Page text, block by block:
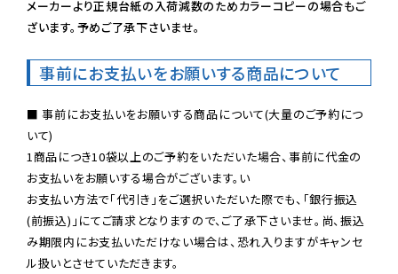
メーカーより正規台紙の入荷減数のためカラーコピーの場合もご
ざいます。予めご了承下さいませ。
事前にお支払いをお願いする商品について
■ 事前にお支払いをお願いする商品について(大量のご予約につ
いて)
1商品につき10袋以上のご予約をいただいた場合、事前に代金の
お支払いをお願いする場合がございます。い
お支払い方法で「代引き」をご選択いただいた際でも、「銀行振込
(前振込)」にてご請求となりますので、ご了承下さいませ。尚、振込
み期限内にお支払いただけない場合は、恐れ入りますがキャンセ
ル扱いとさせていただきます。